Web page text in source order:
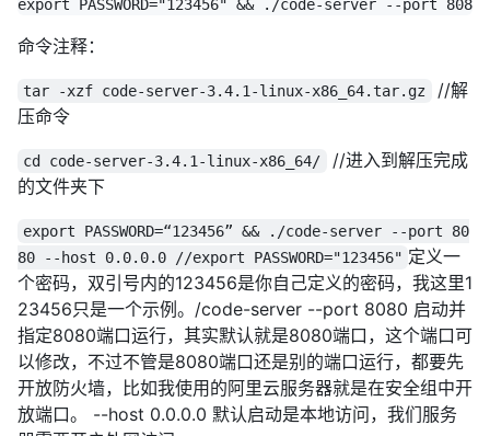
命令注释：
tar -xzf code-server-3.4.1-linux-x86_64.tar.gz
//解
压命令
cd code-server-3.4.1-linux-x86_64/
//进入到解压完成
的文件夹下
export PASSWORD=“123456” && ./code-server --port 80
80 --host 0.0.0.0 //export PASSWORD="123456" 定义一
个密码，双引号内的123456是你自己定义的密码，我这里1
23456只是一个示例。/code-server --port 8080 启动并
指定8080端口运行，其实默认就是8080端口，这个端口可
以修改，不过不管是8080端口还是别的端口运行，都要先
开放防火墙，比如我使用的阿里云服务器就是在安全组中开
放端口。 --host 0.0.0.0 默认启动是本地访问，我们服务